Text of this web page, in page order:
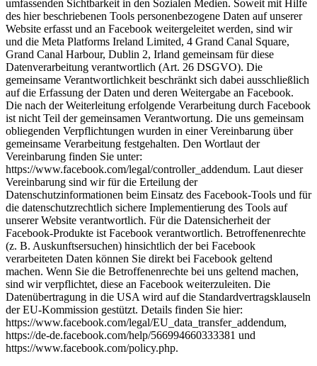
umfassenden Sichtbarkeit in den Sozialen Medien. Soweit mit Hilfe
des hier beschriebenen Tools personenbezogene Daten auf unserer
Website erfasst und an Facebook weitergeleitet werden, sind wir
und die Meta Platforms Ireland Limited, 4 Grand Canal Square,
Grand Canal Harbour, Dublin 2, Irland gemeinsam für diese
Datenverarbeitung verantwortlich (Art. 26 DSGVO). Die
gemeinsame Verantwortlichkeit beschränkt sich dabei ausschließlich
auf die Erfassung der Daten und deren Weitergabe an Facebook.
Die nach der Weiterleitung erfolgende Verarbeitung durch Facebook
ist nicht Teil der gemeinsamen Verantwortung. Die uns gemeinsam
obliegenden Verpflichtungen wurden in einer Vereinbarung über
gemeinsame Verarbeitung festgehalten. Den Wortlaut der
Vereinbarung finden Sie unter:
https://www.facebook.com/legal/controller_addendum. Laut dieser
Vereinbarung sind wir für die Erteilung der
Datenschutzinformationen beim Einsatz des Facebook-Tools und für
die datenschutzrechtlich sichere Implementierung des Tools auf
unserer Website verantwortlich. Für die Datensicherheit der
Facebook-Produkte ist Facebook verantwortlich. Betroffenenrechte
(z. B. Auskunftsersuchen) hinsichtlich der bei Facebook
verarbeiteten Daten können Sie direkt bei Facebook geltend
machen. Wenn Sie die Betroffenenrechte bei uns geltend machen,
sind wir verpflichtet, diese an Facebook weiterzuleiten. Die
Datenübertragung in die USA wird auf die Standardvertragsklauseln
der EU-Kommission gestützt. Details finden Sie hier:
https://www.facebook.com/legal/EU_data_transfer_addendum,
https://de-de.facebook.com/help/566994660333381 und
https://www.facebook.com/policy.php.